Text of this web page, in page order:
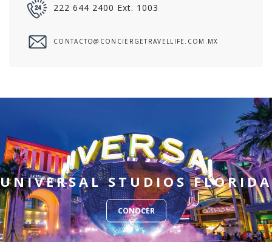
222 644 2400 Ext. 1003
CONTACTO@CONCIERGETRAVELLIFE.COM.MX
UNIVERSAL STUDIOS FLORIDA
CONOCER